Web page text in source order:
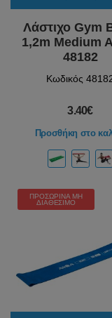
Λάστιχο Gym
1,2m Medium
48182
Κωδικός
3.40€
Προσθήκη στο
ΠΡΟΣΩΡΙΝΆ ΜΗ
ΔΙΑΘΈΣΙΜΟ